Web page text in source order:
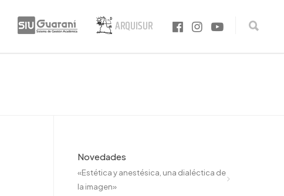
Novedades
«Estética y anestésica, una dialéctica de
la imagen»